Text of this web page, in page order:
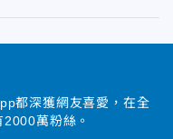
都深獲網友喜愛，在全
萬粉絲。